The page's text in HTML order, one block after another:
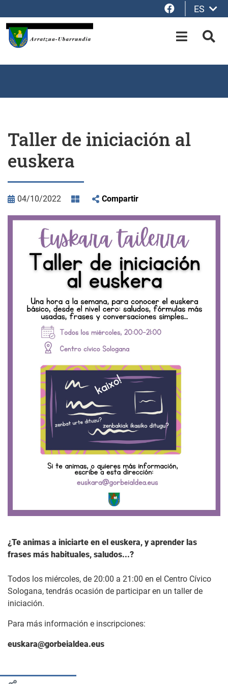
Facebook
ES
OPEN-
Taller de iniciación al
euskera
04/10/2022 Compartir
¿Te animas a iniciarte en el euskera, y aprender las
frases más habituales, saludos...?
Todos los miércoles, de 20:00 a 21:00 en el Centro Cívico
Sologana, tendrás ocasión de participar en un taller de
iniciación.
Para más información e inscripciones:
euskara@gorbeialdea.eus